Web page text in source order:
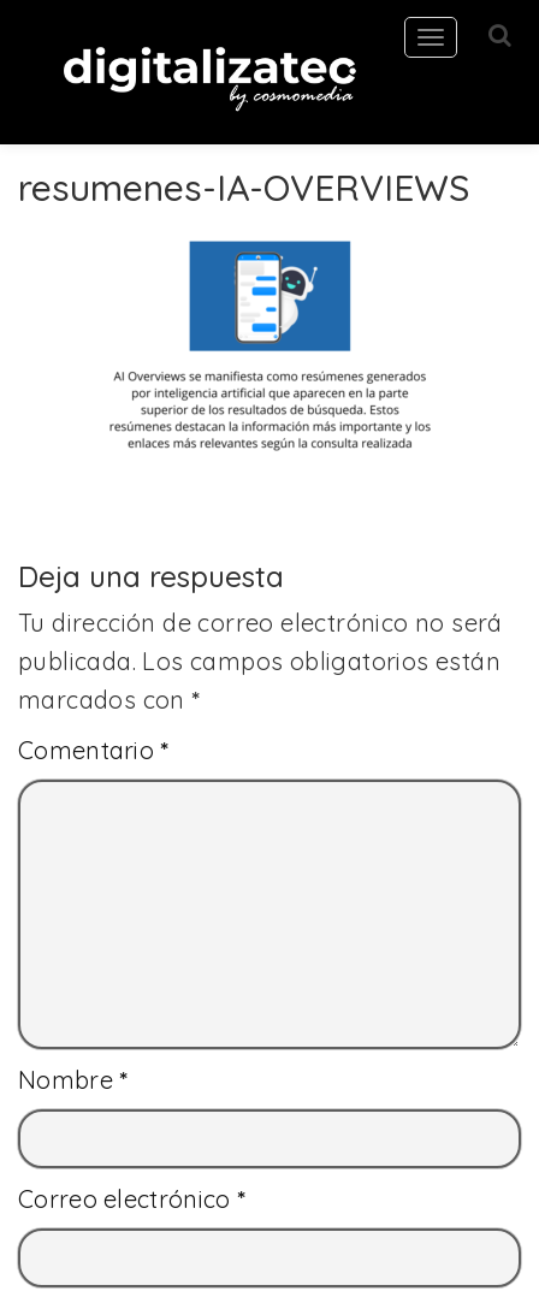
Toggle
navigation
resumenes-IA-OVERVIEWS
Deja una respuesta
Tu dirección de correo electrónico no será
publicada. Los campos obligatorios están
marcados con*
Comentario*
Nombre*
Correo electrónico *